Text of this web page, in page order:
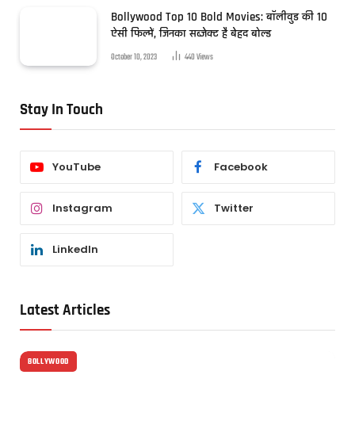
Bollywood Top 10 Bold Movies: बॉलीवुड की 10
ऐसी फिल्में, जिनका सब्जेक्ट है बेहद बोल्ड
October 10, 2023 440Views
Stay In Touch
YouTube Facebook
Instagram Twitter
LinkedIn
Latest Articles
BOLLYWOOD